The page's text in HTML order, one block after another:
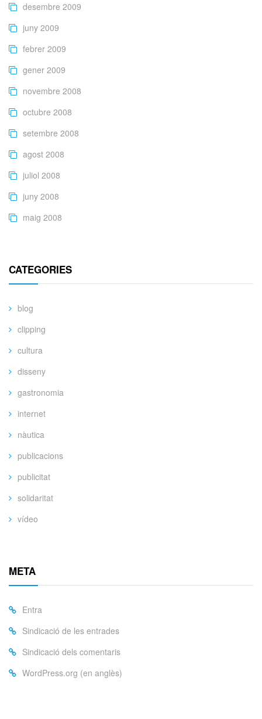
desembre 2009
juny 2009
febrer 2009
gener 2009
novembre 2008
octubre 2008
setembre 2008
agost 2008
juliol 2008
juny 2008
maig 2008
CATEGORIES
blog
clipping
cultura
disseny
gastronomia
internet
nàutica
publicacions
publicitat
solidaritat
vídeo
META
Entra
Sindicació de les entrades
Sindicació dels comentaris
WordPress.org (en anglès)